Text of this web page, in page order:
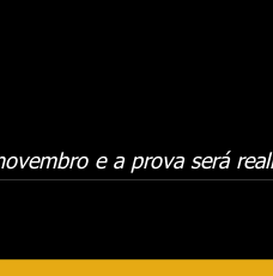
e a prova será